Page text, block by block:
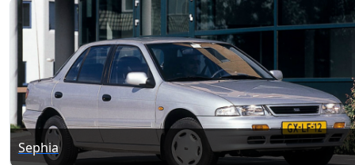
Sephia